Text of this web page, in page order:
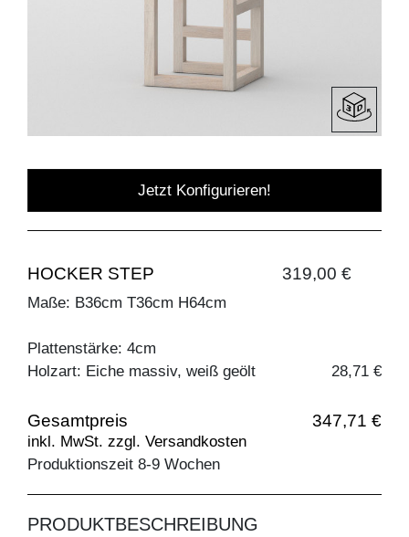
Jetzt Konfigurieren!
HOCKER STEP 319,00 €
Maße: B36cm T36cm H64cm
Plattenstärke: 4cm
Holzart: Eiche massiv, weiß geölt
28,71 €
Gesamtpreis 347,71 €
inkl. MwSt. zzgl. Versandkosten
Produktionszeit 8-9 Wochen
PRODUKTBESCHREIBUNG